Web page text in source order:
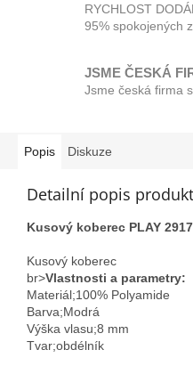
RYCHLOST
95% spokojených
JSME ČESKÁ
Jsme česká firma
Popis Diskuze
Detailní popis
Kusový koberec PLAY
Kusový koberec
br>Vlastnosti a parametry:
Materiál;100% Polyamide
Barva;Modrá
Výška vlasu;8 mm
Tvar;obdélník